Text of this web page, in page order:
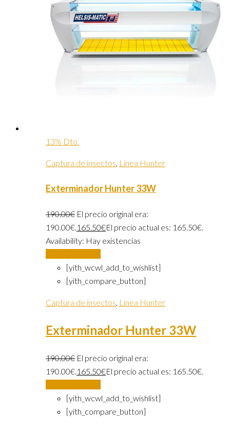
13% Dto.
Captura de insectos, Linea Hunter
Exterminador Hunter 33W
190.00€ El precio original era:
190.00€.165.50€El precio actual es: 165.50€.
Availability: Hay existencias
[yith_wcwl_add_to_wishlist]
[yith_compare_button]
Captura de insectos, Linea Hunter
Exterminador Hunter 33W
190.00€ El precio original era:
190.00€.165.50€El precio actual es: 165.50€.
[yith_wcwl_add_to_wishlist]
[yith_compare_button]